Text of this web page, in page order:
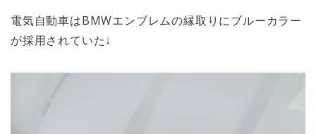
電気自動車はBMWエンブレムの縁取りにブルーカラー
が採用されていた↓